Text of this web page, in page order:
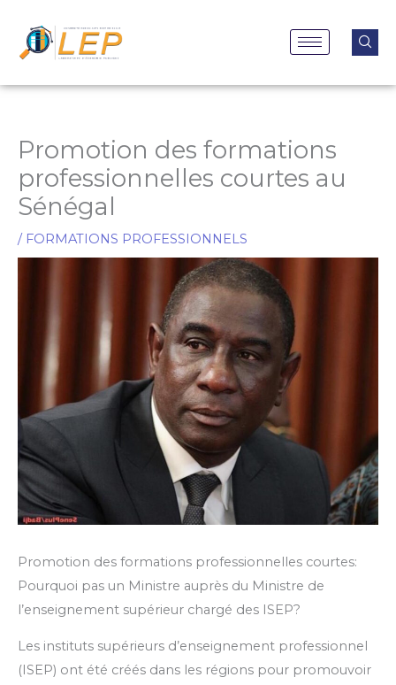
contenu
Promotion des formations
professionnelles courtes au
Sénégal
/ FORMATIONS PROFESSIONNELS
Promotion des formations professionnelles courtes:
Pourquoi pas un Ministre auprès du Ministre de
l’enseignement supérieur chargé des ISEP?
Les instituts supérieurs d’enseignement professionnel
(ISEP) ont été créés dans les régions pour promouvoir